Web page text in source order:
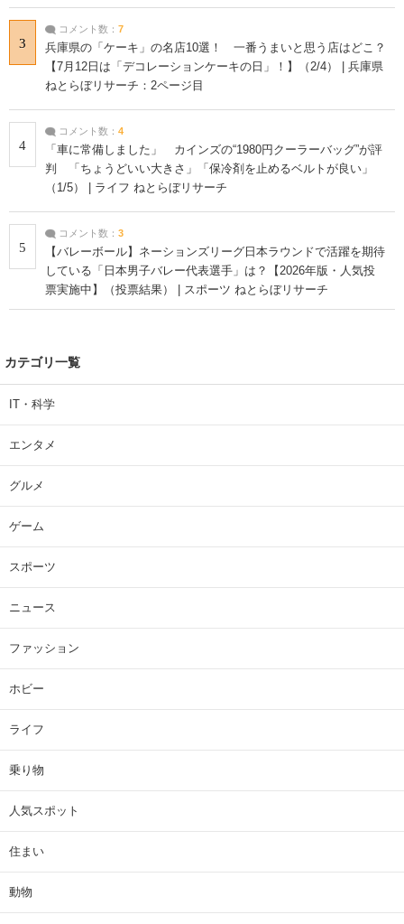
3
コメント数： 7
兵庫県の「ケーキ」の名店10選！ 一番うまいと思う店はどこ？
【7月12日は「デコレーションケーキの日」！】（2/4） | 兵庫県
ねとらぼリサーチ：2ページ目
4
コメント数： 4
「車に常備しました」 カインズの“1980円クーラーバッグ”が評
判 「ちょうどいい大きさ」「保冷剤を止めるベルトが良い」
（1/5） | ライフ ねとらぼリサーチ
5
コメント数： 3
【バレーボール】ネーションズリーグ日本ラウンドで活躍を期待
している「日本男子バレー代表選手」は？【2026年版・人気投
票実施中】（投票結果） | スポーツ ねとらぼリサーチ
カテゴリ一覧
IT・科学
エンタメ
グルメ
ゲーム
スポーツ
ニュース
ファッション
ホビー
ライフ
乗り物
人気スポット
住まい
動物